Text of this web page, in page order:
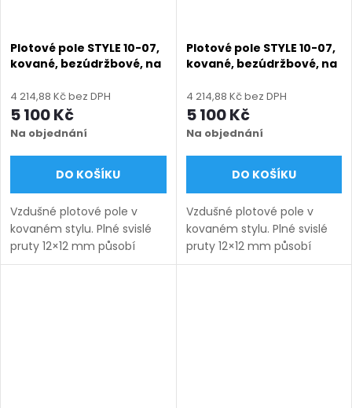
Plotové pole STYLE 10-07,
kované, bezúdržbové, na
výška 450–1750 mm),
šedá RAL 7030 matná
4 214,88 Kč bez DPH
5 100 Kč
Na objednání
DO KOŠÍKU
Vzdušné plotové pole v
kovaném stylu. Plné svislé
pruty 12×12 mm působí
lehce a nadčasově.
Plotové pole STYLE 10-07,
kované, bezúdržbové, na
výška 450–1750 mm),
zelená RAL 6005 matná
4 214,88 Kč bez DPH
5 100 Kč
Na objednání
DO KOŠÍKU
Vzdušné plotové pole v
kovaném stylu. Plné svislé
pruty 12×12 mm působí
lehce a nadčasově.